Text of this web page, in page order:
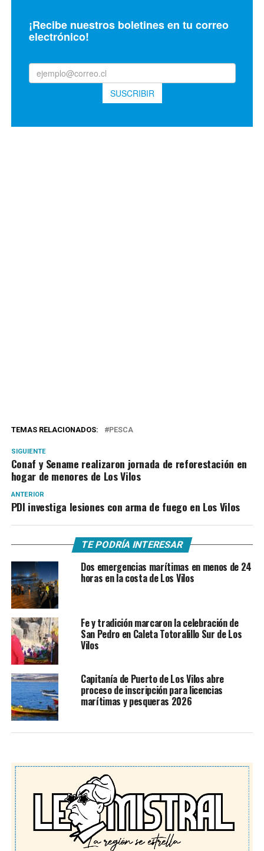
TEMAS RELACIONADOS: PESCA
SIGUIENTE
Conaf y Sename realizaron jornada de reforestación en
hogar de menores de Los Vilos
ANTERIOR
PDI investiga lesiones con arma de fuego en Los Vilos
TE PODRÍA INTERESAR
Dos emergencias marítimas en menos de 24
horas en la costa de Los Vilos
Fe y tradición marcaron la celebración de
San Pedro en Caleta Totoralillo Sur de Los
Vilos
Capitanía de Puerto de Los Vilos abre
proceso de inscripción para licencias
marítimas y pesqueras 2026